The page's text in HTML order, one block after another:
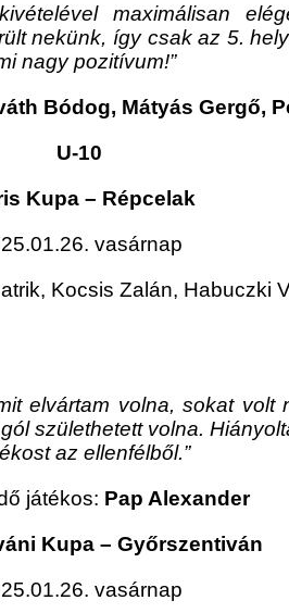
maximálisan
nekünk, így csak az 5.
nagy pozitívum!”
Bódog, Mátyás Gergő,
U-10
Kupa – Répcelak
vasárnap
Kocsis Zalán, Habuczki
elvártam volna, sokat
születhetett volna.
az ellenfélből.”
játékos: Pap Alexander
Kupa – Győrszentiván
vasárnap